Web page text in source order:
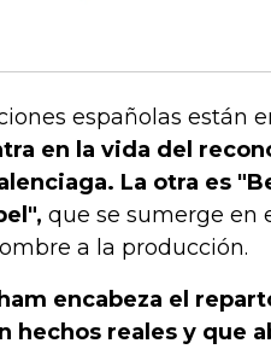
españolas están
en la vida del
La otra es
que se sumerge en
a la producción.
encabeza el
hechos reales y que